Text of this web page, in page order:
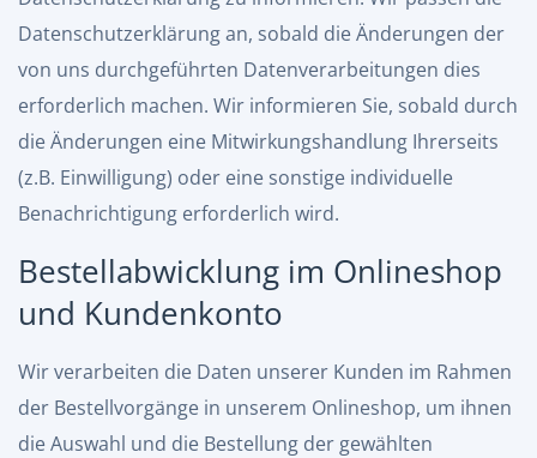
Datenschutzerklärung an, sobald die Änderungen der
von uns durchgeführten Datenverarbeitungen dies
erforderlich machen. Wir informieren Sie, sobald durch
die Änderungen eine Mitwirkungshandlung Ihrerseits
(z.B. Einwilligung) oder eine sonstige individuelle
Benachrichtigung erforderlich wird.
Bestellabwicklung im Onlineshop
und Kundenkonto
Wir verarbeiten die Daten unserer Kunden im Rahmen
der Bestellvorgänge in unserem Onlineshop, um ihnen
die Auswahl und die Bestellung der gewählten